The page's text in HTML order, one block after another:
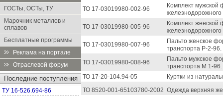
ГОСТы, ОСТы, ТУ
Марочник металлов и
сплавов
Бесплатные программы
Реклама на портале
Отраслевой форум
Последние поступления
ТУ 16-526.694-86
ТО 17-03019980-002-96
Комплект
железнодорожного
ТО 17-03019980-005-96
Комплект
железнодорожного
ТО 17-03019980-007-96
Пальто женское
транспорта Р-2-96.
ТО 17-03019980-008-96
Пальто мужское
транспорта М 1-96.
ТО 17-20-104.94-05
Куртки из
ТО 8520-001-65103780-2002 Одежда верхняя